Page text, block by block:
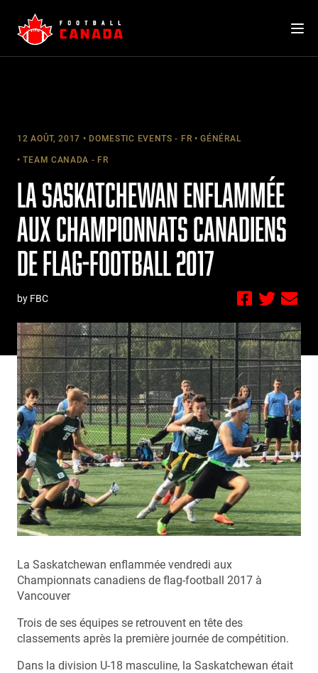
content
12 AOÛT, 2017 DOMESTIC EVENTS - FR GÉNÉRAL
TEAM CANADA - FR
LA SASKATCHEWAN ENFLAMMÉE
AUX CHAMPIONNATS CANADIENS
DE FLAG-FOOTBALL 2017
by FBC
La Saskatchewan enflammée vendredi aux
Championnats canadiens de flag-football 2017 à
Vancouver
Trois de ses équipes se retrouvent en tête des
classements après la première journée de compétition.
Dans la division U-18 masculine, la Saskatchewan était